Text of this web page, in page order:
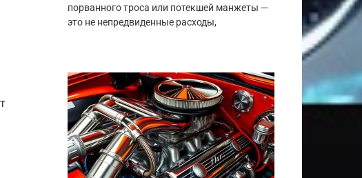
порванного троса или потекшей манжеты —
это не непредвиденные расходы,